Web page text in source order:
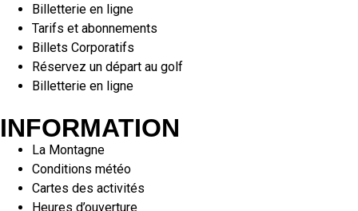
Billetterie en ligne
Tarifs et abonnements
Billets Corporatifs
Réservez un départ au golf
Billetterie en ligne
INFORMATION
La Montagne
Conditions météo
Cartes des activités
Heures d’ouverture